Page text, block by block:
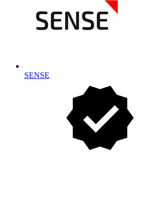
SENSE